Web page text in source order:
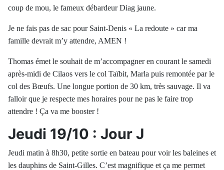
coup de mou, le fameux débardeur Diag jaune.
Je ne fais pas de sac pour Saint-Denis « La redoute » car ma
famille devrait m’y attendre, AMEN !
Thomas émet le souhait de m’accompagner en courant le samedi
après-midi de Cilaos vers le col Taïbit, Marla puis remontée par le
col des Bœufs. Une longue portion de 30 km, très sauvage. Il va
falloir que je respecte mes horaires pour ne pas le faire trop
attendre ! Ça va me booster !
Jeudi 19/10 : Jour J
Jeudi matin à 8h30, petite sortie en bateau pour voir les baleines et
les dauphins de Saint-Gilles. C’est magnifique et ça me permet